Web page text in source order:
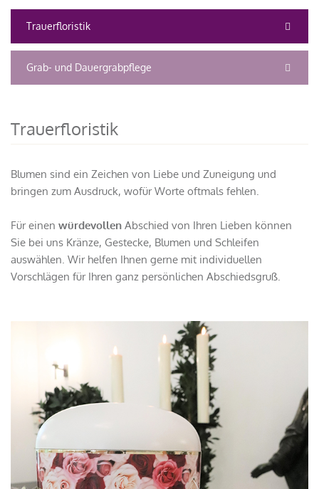
Trauerfloristik
Grab- und Dauergrabpflege
Trauerfloristik
Blumen sind ein Zeichen von Liebe und Zuneigung und
bringen zum Ausdruck, wofür Worte oftmals fehlen.
Für einen würdevollen Abschied von Ihren Lieben können
Sie bei uns Kränze, Gestecke, Blumen und Schleifen
auswählen. Wir helfen Ihnen gerne mit individuellen
Vorschlägen für Ihren ganz persönlichen Abschiedsgruß.